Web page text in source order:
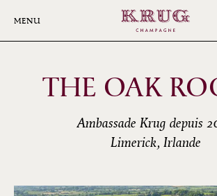
MENU
THE OAK
Ambassade Krug depuis
Limerick, Irlande